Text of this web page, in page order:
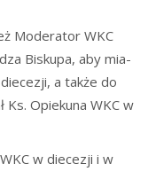
Mode­ra­tor WKC
Bisku­pa, aby mia­
a tak­że do
Ks. Opie­ku­na WKC w
w die­ce­zji i w